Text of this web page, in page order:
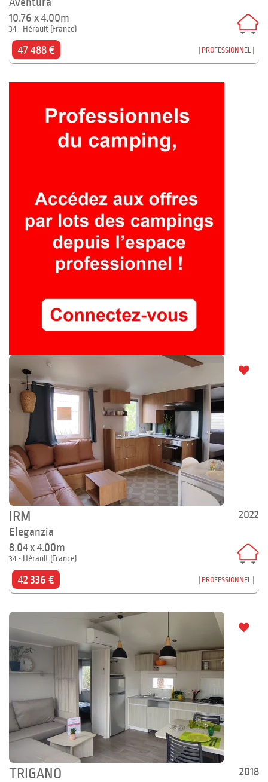
10.76 x 4.00m
34 - Hérault (France)
47 488 € PROFESSIONNEL
2022
IRM
Eleganzia
8.04 x 4.00m
34 - Hérault (France)
42 336 € PROFESSIONNEL
2018
TRIGANO